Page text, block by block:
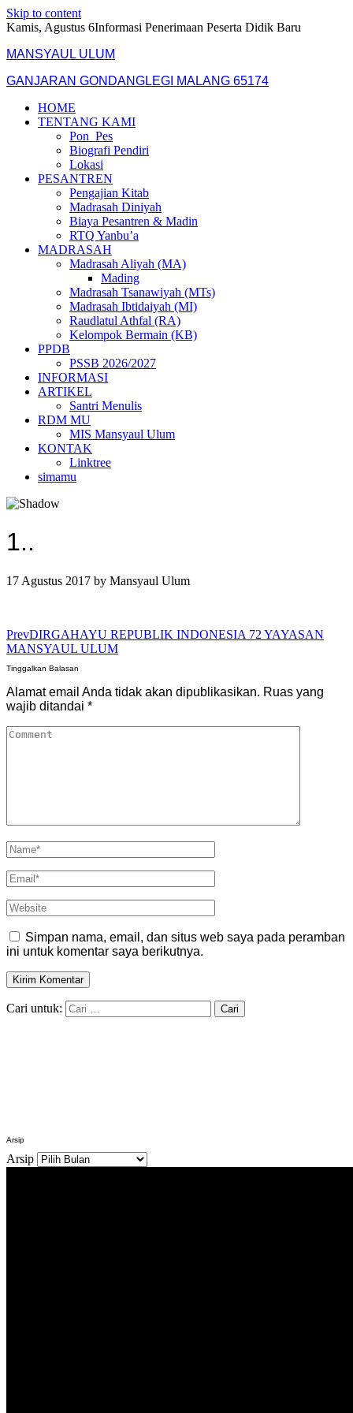
Skip to content
Kamis, Agustus 6Informasi Penerimaan Peserta Didik Baru
MANSYAUL ULUM
GANJARAN GONDANGLEGI MALANG 65174
HOME
TENTANG KAMI
Pon_Pes
Biografi Pendiri
Lokasi
PESANTREN
Pengajian Kitab
Madrasah Diniyah
Biaya Pesantren & Madin
RTQ Yanbu’a
MADRASAH
Madrasah Aliyah (MA)
Mading
Madrasah Tsanawiyah (MTs)
Madrasah Ibtidaiyah (MI)
Raudlatul Athfal (RA)
Kelompok Bermain (KB)
PPDB
PSSB 2026/2027
INFORMASI
ARTIKEL
Santri Menulis
RDM MU
MIS Mansyaul Ulum
KONTAK
Linktree
simamu
1..
17 Agustus 2017 by Mansyaul Ulum
PrevDIRGAHAYU REPUBLIK INDONESIA 72 YAYASAN
MANSYAUL ULUM
Tinggalkan Balasan
Alamat email Anda tidak akan dipublikasikan. Ruas yang
wajib ditandai *
Simpan nama, email, dan situs web saya pada peramban
ini untuk komentar saya berikutnya.
Cari untuk:
Arsip
Arsip